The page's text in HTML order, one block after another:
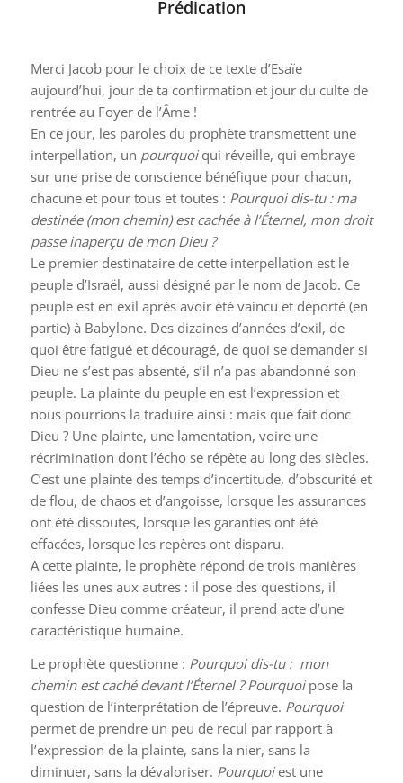
Prédication
Merci Jacob pour le choix de ce texte d’Esaïe
aujourd’hui, jour de ta confirmation et jour du culte de
rentrée au Foyer de l’Âme !
En ce jour, les paroles du prophète transmettent une
interpellation, un pourquoiqui réveille, qui embraye
sur une prise de conscience bénéfique pour chacun,
chacune et pour tous et toutes : Pourquoi dis-tu : ma
destinée (mon chemin) est cachée à l’Éternel, mon droit
passe inaperçu de mon Dieu ?
Le premier destinataire de cette interpellation est le
peuple d’Israël, aussi désigné par le nom de Jacob. Ce
peuple est en exil après avoir été vaincu et déporté (en
partie) à Babylone. Des dizaines d’années d’exil, de
quoi être fatigué et découragé, de quoi se demander si
Dieu ne s’est pas absenté, s’il n’a pas abandonné son
peuple. La plainte du peuple en est l’expression et
nous pourrions la traduire ainsi : mais que fait donc
Dieu ? Une plainte, une lamentation, voire une
récrimination dont l’écho se répète au long des siècles.
C’est une plainte des temps d’incertitude, d’obscurité et
de flou, de chaos et d’angoisse, lorsque les assurances
ont été dissoutes, lorsque les garanties ont été
effacées, lorsque les repères ont disparu.
A cette plainte, le prophète répond de trois manières
liées les unes aux autres : il pose des questions, il
confesse Dieu comme créateur, il prend acte d’une
caractéristique humaine.
Le prophète questionne : Pourquoi dis-tu : mon
chemin est caché devant l’Éternel ? Pourquoipose la
question de l’interprétation de l’épreuve. Pourquoi
permet de prendre un peu de recul par rapport à
l’expression de la plainte, sans la nier, sans la
diminuer, sans la dévaloriser. Pourquoiest une